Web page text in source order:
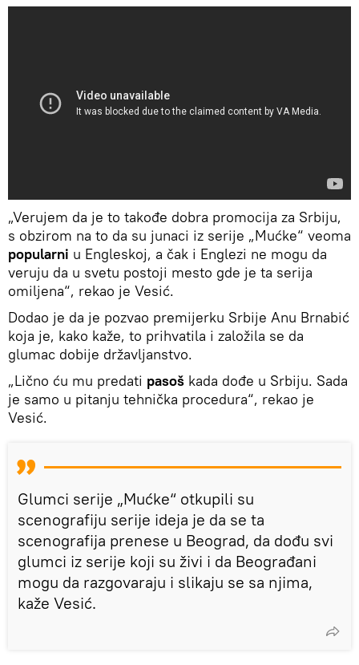
„Verujem da je to takođe dobra promocija za Srbiju,
s obzirom na to da su junaci iz serije „Mućke“ veoma
popularni u Engleskoj, a čak i Englezi ne mogu da
veruju da u svetu postoji mesto gde je ta serija
omiljena“, rekao je Vesić.
Dodao je da je pozvao premijerku Srbije Anu Brnabić
koja je, kako kaže, to prihvatila i založila se da
glumac dobije državljanstvo.
„Lično ću mu predati pasoš kada dođe u Srbiju. Sada
je samo u pitanju tehnička procedura“, rekao je
Vesić.
Glumci serije „Mućke“ otkupili su
scenografiju serije ideja je da se ta
scenografija prenese u Beograd, da dođu svi
glumci iz serije koji su živi i da Beograđani
mogu da razgovaraju i slikaju se sa njima,
kaže Vesić.